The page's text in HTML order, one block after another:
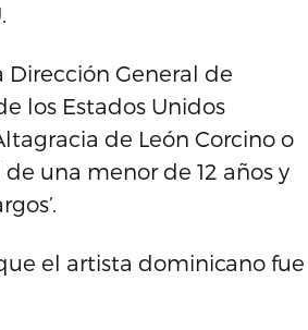
General de
los Estados Unidos
de León Corcino o
de una menor de 12 años y
el artista dominicano fue